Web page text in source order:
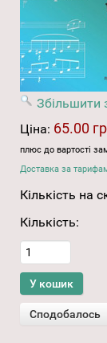
Збільшити
Ціна: 65.00
плюс до вартості
Доставка за
Кількість на
Кількість: